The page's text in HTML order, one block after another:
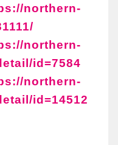
northern-
northern-
id=7584
northern-
id=14512